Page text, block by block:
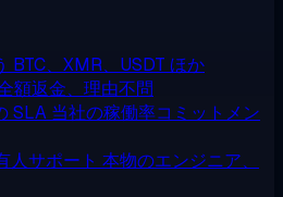
BTC、XMR、USDT ほか
額返金、理由不問
SLA 当社の稼働率コミットメン
人サポート 本物のエンジニア、